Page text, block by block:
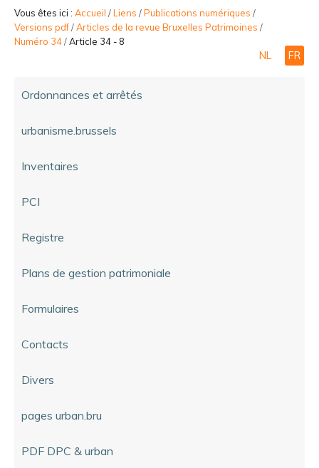
PARTICIPER
avancée…
Vous êtes ici : Accueil /Liens /Publications numériques /
Versions pdf/Articles de la revue Bruxelles Patrimoines /
Numéro 34/Article 34 - 8
NL FR
Ordonnances et arrêtés
urbanisme.brussels
Inventaires
PCI
Registre
Plans de gestion patrimoniale
Formulaires
Contacts
Divers
pages urban.bru
PDF DPC & urban